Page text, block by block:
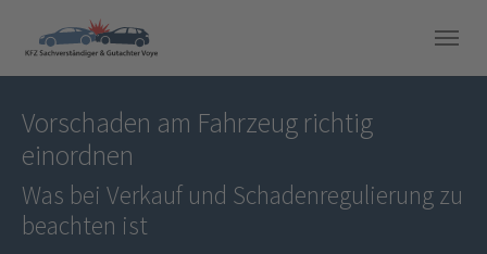
Vorschaden am Fahrzeug richtig
einordnen
Was bei Verkauf und Schadenregulierung zu
beachten ist